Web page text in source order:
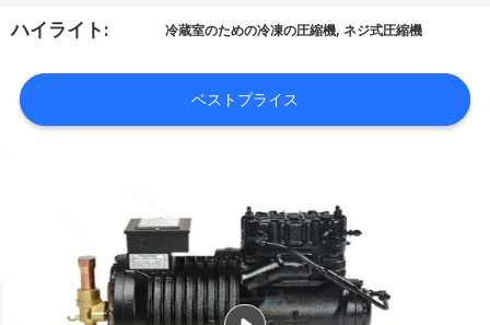
に
い
ハイライト: 冷蔵室のための冷凍の圧縮機,ネジ式圧縮機
ベストプライス